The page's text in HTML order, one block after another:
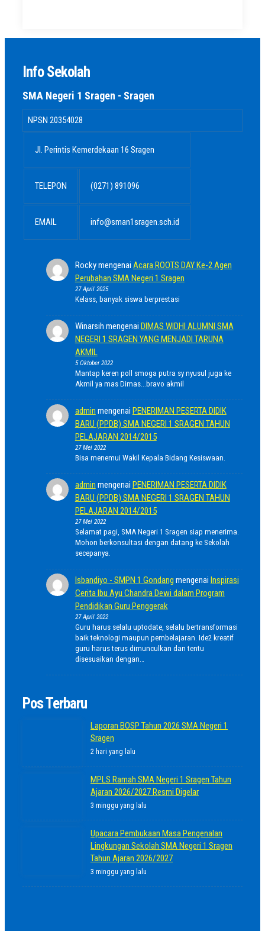
Info Sekolah
SMA Negeri 1 Sragen - Sragen
NPSN 20354028
Jl. Perintis Kemerdekaan 16 Sragen
TELEPON (0271) 891096
EMAIL info@sman1sragen.sch.id
Rockymengenai Acara ROOTS DAY Ke-2 Agen
Perubahan SMA Negeri 1 Sragen
27 April 2025
Kelass, banyak siswa berprestasi
Winarsih mengenai DIMAS WIDHI ALUMNI SMA
NEGERI 1 SRAGEN YANG MENJADI TARUNA
AKMIL
5 Oktober 2022
Mantap keren poll smoga putra sy nyusul juga ke
Akmil ya mas Dimas...bravo akmil
admin mengenai PENERIMAN PESERTA DIDIK
BARU (PPDB) SMA NEGERI 1 SRAGEN TAHUN
PELAJARAN 2014/2015
27 Mei 2022
Bisa menemui Wakil Kepala Bidang Kesiswaan.
admin mengenai PENERIMAN PESERTA DIDIK
BARU (PPDB) SMA NEGERI 1 SRAGEN TAHUN
PELAJARAN 2014/2015
27 Mei 2022
Selamat pagi, SMA Negeri 1 Sragen siap menerima.
Mohon berkonsultasi dengan datang ke Sekolah
secepanya.
Isbandiyo - SMPN 1 Gondang mengenai Inspirasi
Cerita Ibu Ayu Chandra Dewi dalam Program
Pendidikan Guru Penggerak
27 April 2022
Guru harus selalu uptodate, selalu bertransformasi
baik teknologi maupun pembelajaran. Ide2 kreatif
guru harus terus dimunculkan dan tentu
disesuaikan dengan…
Pos Terbaru
Laporan BOSP Tahun 2026 SMA Negeri 1
Sragen
2 hari yang lalu
MPLS Ramah SMA Negeri 1 Sragen Tahun
Ajaran 2026/2027 Resmi Digelar
3 minggu yang lalu
Upacara Pembukaan Masa Pengenalan
Lingkungan Sekolah SMA Negeri 1 Sragen
Tahun Ajaran 2026/2027
3 minggu yang lalu